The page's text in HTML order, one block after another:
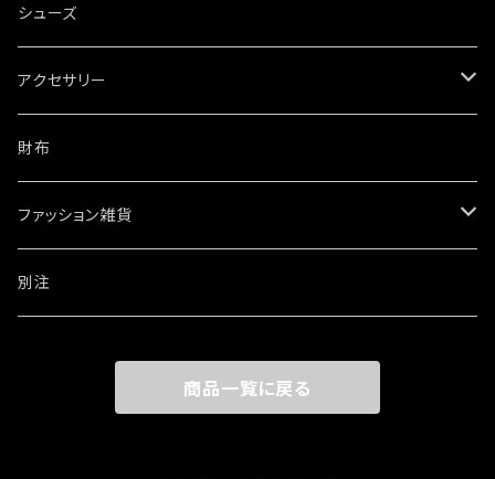
シューズ
アクセサリー
ネックレス
ブレスレット・バングル
ウォレットチェーン
財布
ファッション雑貨
ワッペン・ステッカー
別注
商品一覧に戻る